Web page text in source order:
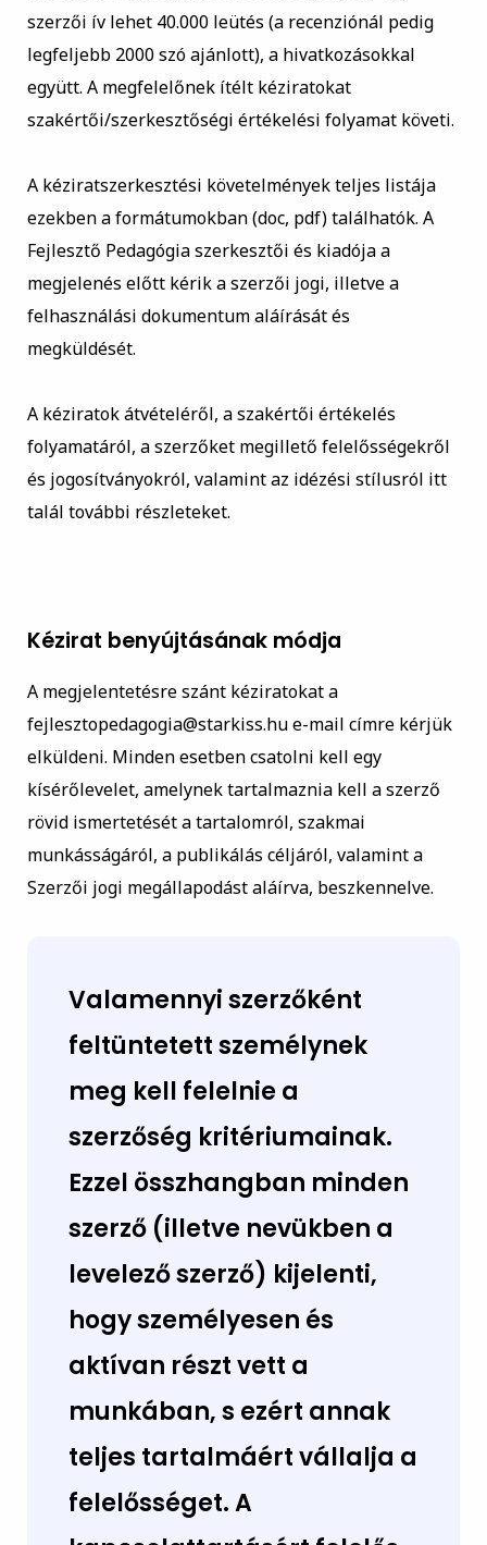
szerzői ív lehet 40.000 leütés (a recenziónál pedig
legfeljebb 2000 szó ajánlott), a hivatkozásokkal
együtt. A megfelelőnek ítélt kéziratokat
szakértői/szerkesztőségi értékelési folyamat követi.
A kéziratszerkesztési követelmények teljes listája
ezekben a formátumokban (doc, pdf) találhatók. A
Fejlesztő Pedagógia szerkesztői és kiadója a
megjelenés előtt kérik a szerzői jogi, illetve a
felhasználási dokumentum aláírását és
megküldését.
A kéziratok átvételéről, a szakértői értékelés
folyamatáról, a szerzőket megillető felelősségekről
és jogosítványokról, valamint az idézési stílusról itt
talál további részleteket.
Kézirat benyújtásának módja
A megjelentetésre szánt kéziratokat a
fejlesztopedagogia@starkiss.hu e-mail címre kérjük
elküldeni. Minden esetben csatolni kell egy
kísérőlevelet, amelynek tartalmaznia kell a szerző
rövid ismertetését a tartalomról, szakmai
munkásságáról, a publikálás céljáról, valamint a
Szerzői jogi megállapodást aláírva, beszkennelve.
Valamennyi szerzőként
feltüntetett személynek
meg kell felelnie a
szerzőség kritériumainak.
Ezzel összhangban minden
szerző (illetve nevükben a
levelező szerző) kijelenti,
hogy személyesen és
aktívan részt vett a
munkában, s ezért annak
teljes tartalmáért vállalja a
felelősséget. A